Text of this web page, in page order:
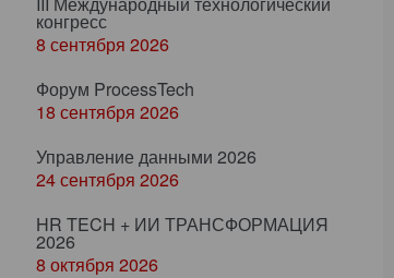
конгресс
8 сентября 2026
Форум ProcessTech
18 сентября 2026
Управление данными 2026
24 сентября 2026
HR TECH + ИИ ТРАНСФОРМАЦИЯ
2026
8 октября 2026